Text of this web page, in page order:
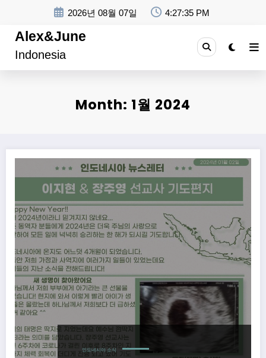
2026년 08월 07일 4:27:35 PM
Alex&June
Indonesia
Month: 1월 2024
<제2호> 2024-01월 기도편지
인도네시아 소식